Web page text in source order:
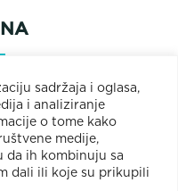
sadržaja i oglasa,
i analiziranje
o tome kako
medije,
da ih kombinuju sa
dali ili koje su prikupili
bb
222
222